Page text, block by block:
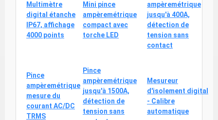
Multimètre
digital étanche
IP67, affichage
4000 points
Mini pince
ampèremétrique
compact avec
torche LED
ampèremétrique
jusqu'à 400A,
détection de
tension sans
contact
Pince
ampèremétrique
mesure du
courant AC/DC
TRMS
Pince
ampèremétrique
jusqu'à 1500A,
détection de
tension sans
Mesureur
d'isolement digital
- Calibre
automatique